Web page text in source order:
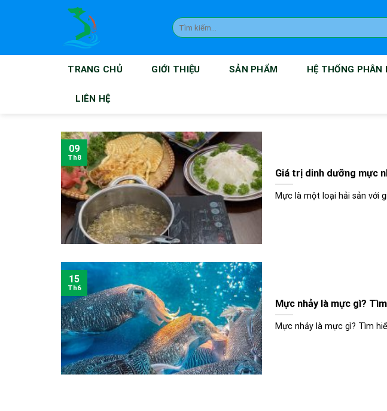
Tìm
kiếm:
TRANG CHỦ GIỚI THIỆU SẢN PHẨM HỆ THỐNG PHÂN
LIÊN HỆ
Giá trị dinh dưỡng mực
Mực là một loại hải sản với
09
Th8
Mực nhảy là mực gì?
Mực nhảy là mực gì? Tìm
15
Th6